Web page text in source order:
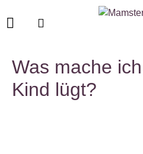
Was mache
Kind lügt?